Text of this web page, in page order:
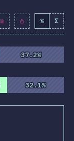
82.1% 9430 )
% Σ
37.2%
37.2%
32.1%
32.1%